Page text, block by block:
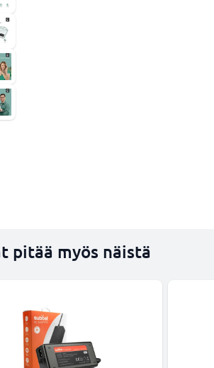
pitää myös näistä